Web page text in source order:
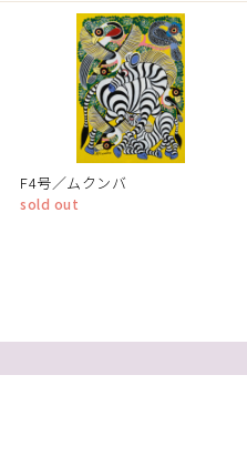
F4号／ムクンバ
sold out